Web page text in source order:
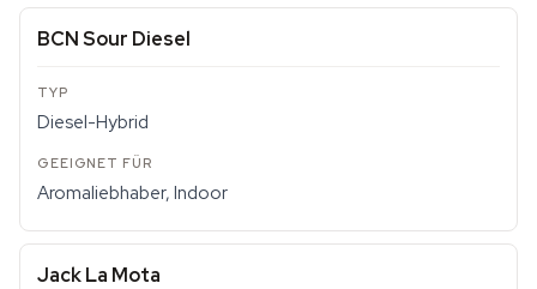
BCN Sour Diesel
Diesel-Hybrid
Aromaliebhaber, Indoor
Jack La Mota